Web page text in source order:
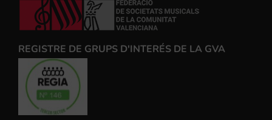
REGISTRE DE GRUPS D'INTERÉS DE LA GVA